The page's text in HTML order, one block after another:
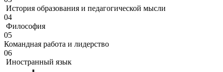
История образования и педагогической мысли
04
Философия
05
Командная работа и лидерство
06
Иностранный язык